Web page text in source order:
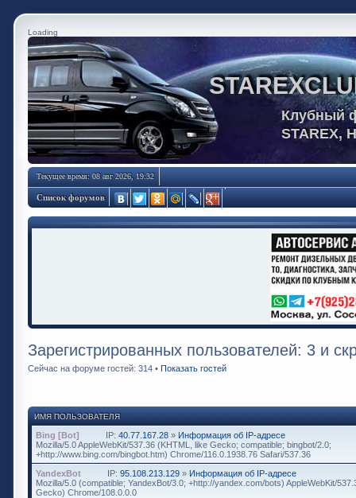
Loading
Клубный
STAREX,
Текущее время: 08 авг 2026, 19:32
Список форумов
Зарегистрированных пользователей: 3 и
Сейчас на форуме гостей: 314 • Показать гостей
ИМЯ ПОЛЬЗОВАТЕЛЯ
Bing [Bot] IP: 40.77.167.28 » Информация об IP-адресе
Mozilla/5.0 AppleWebKit/537.36 (KHTML, like Gecko; compatible; bingbot/2.0;
+http://www.bing.com/bingbot.htm) Chrome/116.0.1938.76 Safari/537.36
YandexBot
IP: 95.108.213.129 » Информация об IP-адресе
Mozilla/5.0 (compatible; YandexBot/3.0; +http://yandex.com/bots) AppleWebKit/
Gecko) Chrome/108.0.0.0